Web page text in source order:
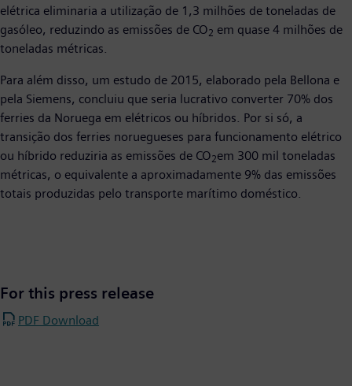
elétrica eliminaria a utilização de 1,3 milhões de toneladas de
gasóleo, reduzindo as emissões de CO2 em quase 4 milhões de
toneladas métricas.
Para além disso, um estudo de 2015, elaborado pela Bellona e
pela Siemens, concluiu que seria lucrativo converter 70% dos
ferries da Noruega em elétricos ou híbridos. Por si só, a
transição dos ferries noruegueses para funcionamento elétrico
ou híbrido reduziria as emissões de CO2em 300 mil toneladas
métricas, o equivalente a aproximadamente 9% das emissões
totais produzidas pelo transporte marítimo doméstico.
For this press release
PDF Download